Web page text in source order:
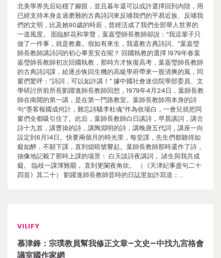
北美學界先后站穩了腳跟，並且暮年還可以或許選擇回到內陸，用
已經支持本身走過磨難的古典詩詞來反哺我們的平易近族、反哺我
們的文明，比及她90歲的時辰，曾經活成了我們全部華人世界的
一道風度。 面臨鮮花和掌聲，葉嘉瑩師長教師卻說：“我這輩子只
做了一件事，就是教書。假如有來生，我還教古典詩詞。”葉嘉瑩
師長教師講詩詞的初心畢竟安在呢？ 回國執教的選擇 1979年春葉
嘉瑩師長教師初次回國執教，那時方才恢復高考，葉嘉瑩師長教師
的古典詩詞課，給逐步恢回生機的高級學府帶來一股清爽的風，同
窗們驚呼：“詩詞，可以如許講！” 據中國社會迷信院學部委員、文
學研討所前所長劉躍進師長教師回想，1979年4月24日，葉師長教
師在南開的第一講，是在第一門路教室。葉師長教師用本身的詩
句“墨客報國成何計，難忘詩騷李杜魂”作為收場白，一會兒就把同
窗們全都吸引住了。此后，葉師長教師白日講詩，早晨講詞，講古
詩十九首，講曹操的詩，講陶淵明的詩，講晚唐五代詞，講座一向
設定到6月14日。快要兩個月的時光里，每堂課，先生們都聽得如
癡如醉，不願下課，直到熄暗號響起。葉師長教師那時還作了詩，
抽像地記載了那時上課的場景： 白天談詩夜講詞， 諸生與我共成
癡。 臨歧一課渾難罷， 直到更闌夜角吹。 （《天津紀事盡句二十
四首》其二十） 劉躍進師長教師昔時的日誌里如許寫道：…
VILIFY
慕津鋒：宗璞教員幫我修正文章–文史–中找九宮格會
議室國作家網